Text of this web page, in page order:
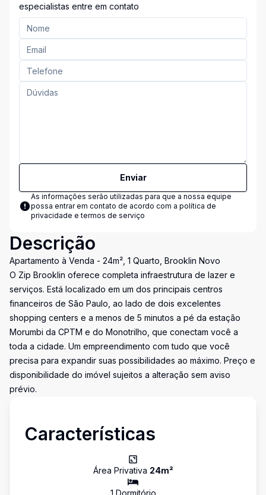
especialistas entre em contato
Enviar
As informações serão utilizadas para que a nossa equipe
possa entrar em contato de acordo com a política de
privacidade e termos de serviço
Descrição
Apartamento à Venda - 24m², 1 Quarto, Brooklin Novo
O Zip Brooklin oferece completa infraestrutura de lazer e
serviços. Está localizado em um dos principais centros
financeiros de São Paulo, ao lado de dois excelentes
shopping centers e a menos de 5 minutos a pé da estação
Morumbi da CPTM e do Monotrilho, que conectam você a
toda a cidade. Um empreendimento com tudo que você
precisa para expandir suas possibilidades ao máximo. Preço e
disponibilidade do imóvel sujeitos a alteração sem aviso
prévio.
Características
Área Privativa 24m²
1 Dormitório